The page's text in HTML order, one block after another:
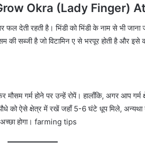
Okra (Lady Finger)
फल देती रहती है। भिंडी को भिंडी के नाम से भी
की सब्जी है जो विटामिन ए से भरपूर होती है और
गर्म होने पर उन्हें रोपें। हालाँकि, अगर आप गर्म
को ऐसे क्षेत्र में रखें जहाँ 5-6 घंटे धूप मिले, अन्यथा
अच्छा होगा। farming tips